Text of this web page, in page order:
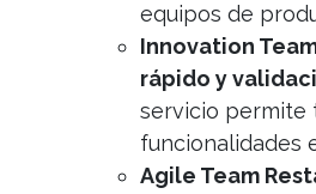
equipos de
Innovation
rápido y
servicio permite
funcionalidades
Agile Team